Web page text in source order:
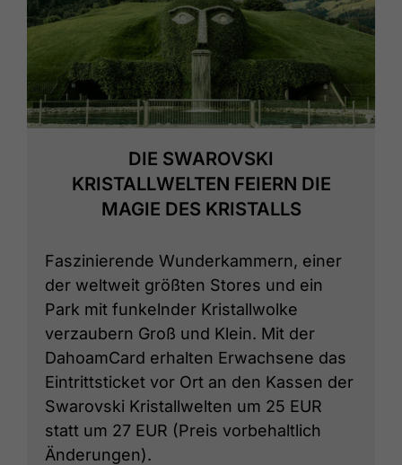
DIE SWAROVSKI
KRISTALLWELTEN FEIERN DIE
MAGIE DES KRISTALLS
Faszinierende Wunderkammern, einer
der weltweit größten Stores und ein
Park mit funkelnder Kristallwolke
verzaubern Groß und Klein. Mit der
DahoamCard erhalten Erwachsene das
Eintrittsticket vor Ort an den Kassen der
Swarovski Kristallwelten um 25 EUR
statt um 27 EUR (Preis vorbehaltlich
Änderungen).